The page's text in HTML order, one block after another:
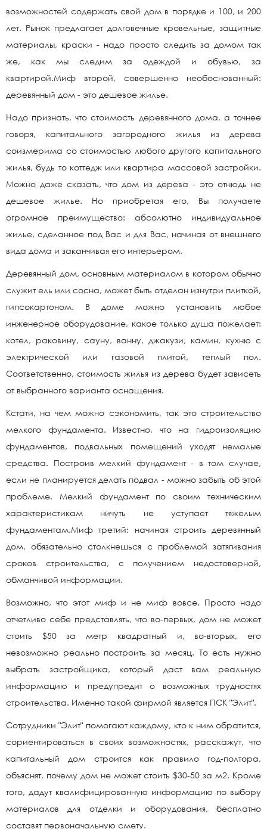
возможностей содержать свой дом в порядке и 100, и 200
лет. Рынок предлагает долговечные кровельные, защитные
материалы, краски - надо просто следить за домом так
же, как мы следим за одеждой и обувью, за
квартирой.Миф второй, совершенно необоснованный:
деревянный дом - это дешевое жилье.
Надо признать, что стоимость деревянного дома, а точнее
говоря, капитального загородного жилья из дерева
соизмерима со стоимостью любого другого капитального
жилья, будь то коттедж или квартира массовой застройки.
Можно даже сказать, что дом из дерева - это отнюдь не
дешевое жилье. Но приобретая его, Вы получаете
огромное преимущество: абсолютно индивидуальное
жилье, сделанное под Вас и для Вас, начиная от внешнего
вида дома и заканчивая его интерьером.
Деревянный дом, основным материалом в котором обычно
служит ель или сосна, может быть отделан изнутри плиткой,
гипсокартоном. В доме можно установить любое
инженерное оборудование, какое только душа пожелает:
котел, раковину, сауну, ванну, джакузи, камин, кухню с
электрической или газовой плитой, теплый пол.
Соответственно, стоимость жилья из дерева будет зависеть
от выбранного варианта оснащения.
Кстати, на чем можно сэкономить, так это строительство
мелкого фундамента. Известно, что на гидроизоляцию
фундаментов, подвальных помещений уходят немалые
средства. Построив мелкий фундамент - в том случае,
если не планируется делать подвал - можно забыть об этой
проблеме. Мелкий фундамент по своим техническим
характеристикам ничуть не уступает тяжелым
фундаментам.Миф третий: начиная строить деревянный
дом, обязательно столкнешься с проблемой затягивания
сроков строительства, с получением недостоверной,
обманчивой информации.
Возможно, что этот миф и не миф вовсе. Просто надо
отчетливо себе представлять, что во-первых, дом не может
стоить $50 за метр квадратный и, во-вторых, его
невозможно реально построить за месяц. То есть нужно
выбрать застройщика, который даст вам реальную
информацию и предупредит о возможных трудностях
строительства. Именно такой фирмой является ПСК "Элит".
Сотрудники "Элит" помогают каждому, кто к ним обратится,
сориентироваться в своих возможностях, расскажут, что
капитальный дом строится как правило год-полтора,
объяснят, почему дом не может стоить $30-50 за м2. Кроме
того, дадут квалифицированную информацию по выбору
материалов для отделки и оборудования, бесплатно
составят первоначальную смету.